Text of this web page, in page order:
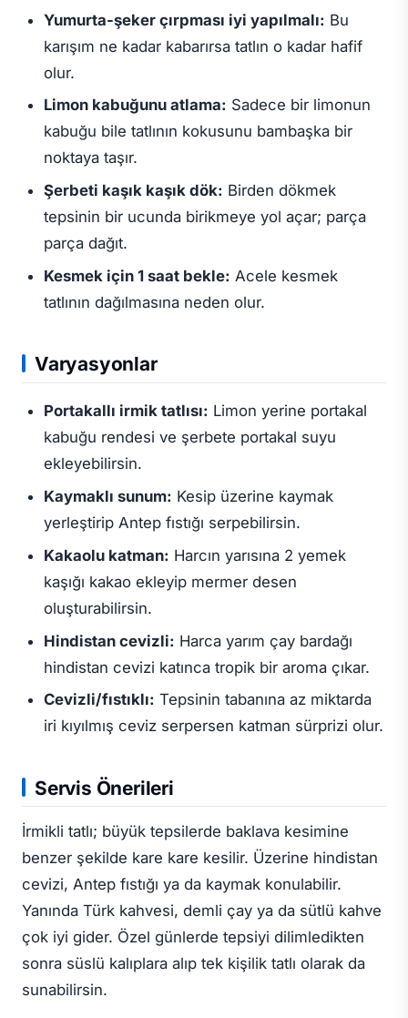
Yumurta-şeker çırpması iyi yapılmalı: Bu
karışım ne kadar kabarırsa tatlın o kadar hafif
olur.
Limon kabuğunu atlama: Sadece bir limonun
kabuğu bile tatlının kokusunu bambaşka bir
noktaya taşır.
Şerbeti kaşık kaşık dök: Birden dökmek
tepsinin bir ucunda birikmeye yol açar; parça
parça dağıt.
Kesmek için 1 saat bekle: Acele kesmek
tatlının dağılmasına neden olur.
Varyasyonlar
Portakallı irmik tatlısı: Limon yerine portakal
kabuğu rendesi ve şerbete portakal suyu
ekleyebilirsin.
Kaymaklı sunum: Kesip üzerine kaymak
yerleştirip Antep fıstığı serpebilirsin.
Kakaolu katman: Harcın yarısına 2 yemek
kaşığı kakao ekleyip mermer desen
oluşturabilirsin.
Hindistan cevizli: Harca yarım çay bardağı
hindistan cevizi katınca tropik bir aroma çıkar.
Cevizli/fıstıklı: Tepsinin tabanına az miktarda
iri kıyılmış ceviz serpersen katman sürprizi olur.
Servis Önerileri
İrmikli tatlı; büyük tepsilerde baklava kesimine
benzer şekilde kare kare kesilir. Üzerine hindistan
cevizi, Antep fıstığı ya da kaymak konulabilir.
Yanında Türk kahvesi, demli çay ya da sütlü kahve
çok iyi gider. Özel günlerde tepsiyi dilimledikten
sonra süslü kalıplara alıp tek kişilik tatlı olarak da
sunabilirsin.